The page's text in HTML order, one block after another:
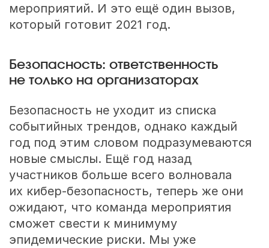
мероприятий. И это ещё один вызов,
который готовит 2021 год.
Безопасность: ответственность
не только на организаторах
Безопасность не уходит из списка
событийных трендов, однако каждый
год под этим словом подразумеваются
новые смыслы. Ещё год назад
участников больше всего волновала
их кибер-безопасность, теперь же они
ожидают, что команда мероприятия
сможет свести к минимуму
эпидемические риски. Мы уже